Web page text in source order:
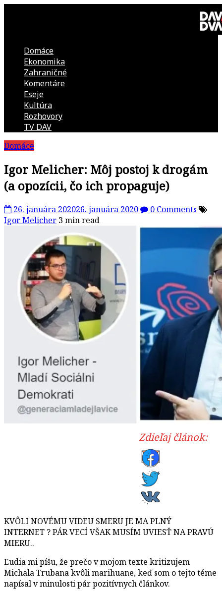
DAV
DVA
kultúrno-
politická
revue
Domáce
Ekonomika
Zahraničné
Komentáre
Eseje
Kultúra
Rozhovory
TV DAV
Domáce
Igor Melicher: Môj postoj k drogám
(a opozícii, čo ich propaguje)
26. januára 202026. januára 2020
0 Comments
Igor Melicher 3 min read
Zdieľaj článok:
KVÔLI NOVÉMU VIDEU SMERU JE MA PLNÝ
INTERNET ? PÁR VECÍ VŠAK MUSÍM UVIESŤ NA PRAVÚ
MIERU..
Ľudia mi píšu, že prečo v mojom texte kritizujem
Michala Trubana kvôli marihuane, keď som o tejto téme
napísal v minulosti pár pozitívnych článkov.